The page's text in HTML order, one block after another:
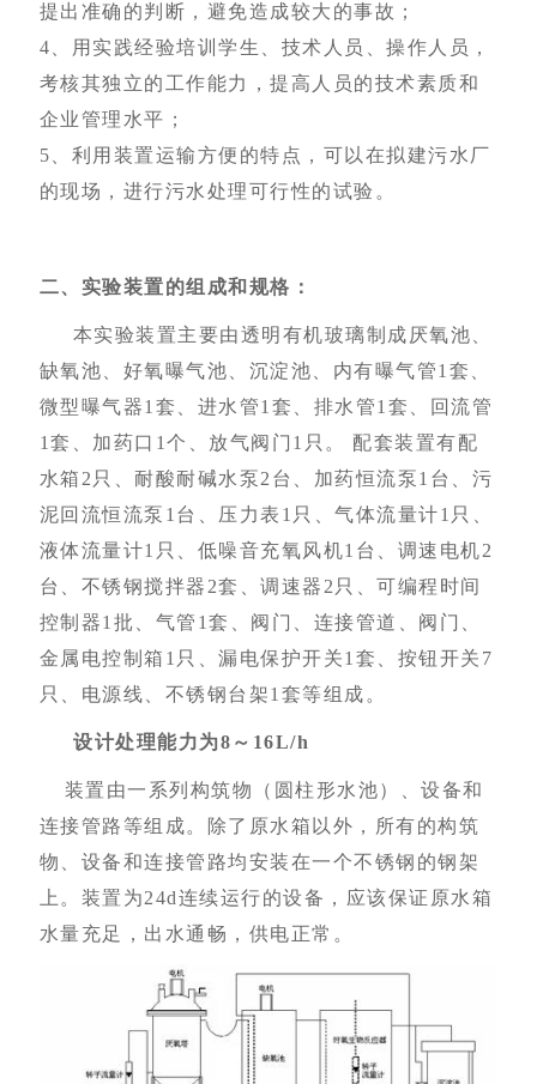
提出准确的判断，避免造成较大的事故；
4、用实践经验培训学生、技术人员、操作人员，
考核其独立的工作能力，提高人员的技术素质和
企业管理水平；
5、利用装置运输方便的特点，可以在拟建污水厂
的现场，进行污水处理可行性的试验。
二、实验装置的组成和规格：
本实验装置主要由透明有机玻璃制成厌氧池、
缺氧池、好氧曝气池、沉淀池、内有曝气管1套、
微型曝气器1套、进水管1套、排水管1套、回流管
1套、加药口1个、放气阀门1只。 配套装置有配
水箱2只、耐酸耐碱水泵2台、加药恒流泵1台、污
泥回流恒流泵1台、压力表1只、气体流量计1只、
液体流量计1只、低噪音充氧风机1台、调速电机2
台、不锈钢搅拌器2套、调速器2只、可编程时间
控制器1批、气管1套、阀门、连接管道、阀门、
金属电控制箱 1 只、漏电保护开关1 套、按钮开关 7
只、电源线、不锈钢台架1套等组成。
设计处理能力为8 ～ 16L/h
装置由一系列构筑物（圆柱形水池）、设备和
连接管路等组成。除了原水箱以外，所有的构筑
物、设备和连接管路均安装在一个不锈钢的钢架
上。装置为24d连续运行的设备，应该保证原水箱
水量充足，出水通畅，供电正常。